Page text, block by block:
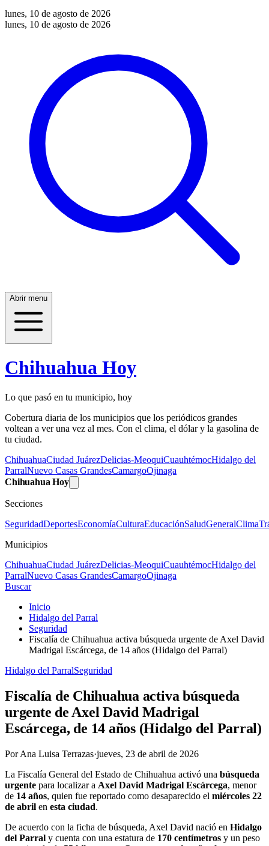
lunes, 10 de agosto de 2026
lunes, 10 de agosto de 2026
Abrir menu
Chihuahua Hoy
Lo que pasó en tu municipio, hoy
Cobertura diaria de los municipios que los periódicos grandes
voltean a ver una vez al mes. Con el clima, el dólar y la gasolina de
tu ciudad.
ChihuahuaCiudad JuárezDelicias-MeoquiCuauhtémocHidalgo del
ParralNuevo Casas GrandesCamargoOjinaga
Chihuahua Hoy
Secciones
SeguridadDeportesEconomíaCulturaEducaciónSaludGeneralClima
Municipios
ChihuahuaCiudad JuárezDelicias-MeoquiCuauhtémocHidalgo del
ParralNuevo Casas GrandesCamargoOjinaga
Buscar
Inicio
Hidalgo del Parral
Seguridad
Fiscalía de Chihuahua activa búsqueda urgente de Axel David
Madrigal Escárcega, de 14 años (Hidalgo del Parral)
Hidalgo del ParralSeguridad
Fiscalía de Chihuahua activa búsqueda
urgente de Axel David Madrigal
Escárcega, de 14 años (Hidalgo del Parral)
PorAna Luisa Terrazas·jueves, 23 de abril de 2026
La Fiscalía General del Estado de Chihuahua activó una búsqueda
urgente para localizar a Axel David Madrigal Escárcega, menor
de 14 años, quien fue reportado como desaparecido el miércoles 22
de abril en esta ciudad.
De acuerdo con la ficha de búsqueda, Axel David nació en Hidalgo
del Parral y cuenta con una estatura de 170 centímetros y un peso